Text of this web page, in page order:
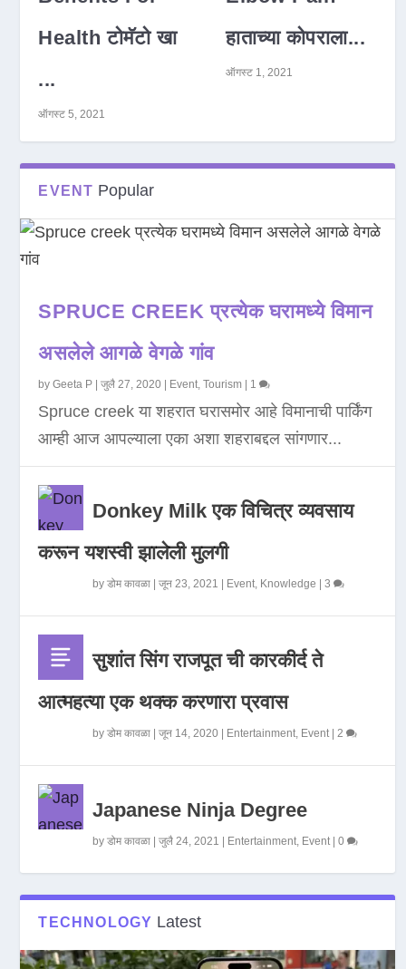
Health टोमॅटो खा
...
ऑगस्ट 5, 2021
हाताच्या कोपराला...
ऑगस्ट 1, 2021
EVENT Popular
SPRUCE CREEK प्रत्येक घरामध्ये विमान
असलेले आगळे वेगळे गांव
byGeeta P |जुलै 27, 2020 Event,Tourism 1
Spruce creek या शहरात घरासमोर आहे विमानाची पार्किंग
आम्ही आज आपल्याला एका अशा शहराबद्दल सांगणार...
Donkey Milk एक विचित्र व्यवसाय
करून यशस्वी झालेली मुलगी
byडोम कावळा |जून 23, 2021 Event, Knowledge |3
सुशांत सिंग राजपूत ची कारकीर्द ते
आत्महत्या एक थक्क करणारा प्रवास
byडोम कावळा |जून 14, 2020 Entertainment, Event|2
Japanese Ninja Degree
byडोम कावळा |जुलै 24, 2021 Entertainment, Event|0
TECHNOLOGY Latest